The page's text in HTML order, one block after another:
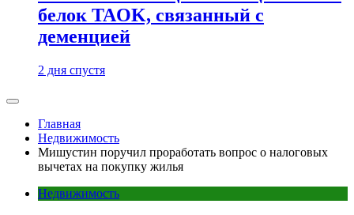
белок TAOK, связанный с
деменцией
2 дня спустя
Главная
Недвижимость
Мишустин поручил проработать вопрос о налоговых
вычетах на покупку жилья
Недвижимость